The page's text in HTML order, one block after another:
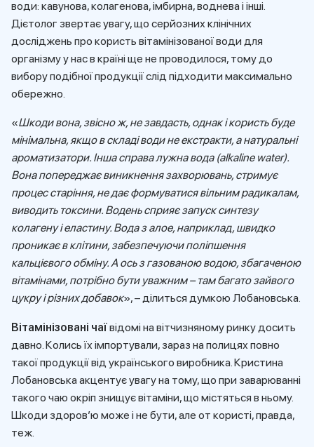
води: кавунова, колагенова, імбирна, воднева і інші.
Дієтолог звертає увагу, що серйозних клінічних
досліджень про користь вітамінізованої води для
організму у нас в країні ще не проводилося, тому до
вибору подібної продукції слід підходити максимально
обережно.
«Шкоди вона, звісно ж, не завдасть, однак і користь буде
мінімальна, якщо в складі води не екстракти, а натуральні
ароматизатори. Інша справа лужна вода (alkaline water).
Вона попереджає виникнення захворювань, стримує
процес старіння, не дає формуватися вільним радикалам,
виводить токсини. Водень сприяє запуск синтезу
колагену і еластину. Вода з алое, наприклад, швидко
проникає в клітини, забезпечуючи поліпшення
кальцієвого обміну. А ось з газованою водою, збагаченою
вітамінами, потрібно бути уважним – там багато зайвого
цукру і різних добавок», – ділиться думкою Лобановська.
Вітамінізовані чаївідомі на вітчизняному ринку досить
давно. Колись їх імпортували, зараз на полицях повно
такої продукції від українського виробника. Кристина
Лобановська акцентує увагу на тому, що при заварюванні
такого чаю окріп знищує вітаміни, що містяться в ньому.
Шкоди здоров’ю може і не бути, але от користі, правда,
теж.